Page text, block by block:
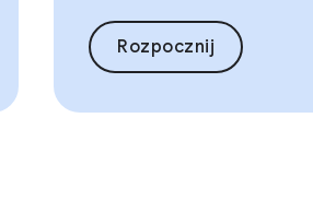
Rozpocznij